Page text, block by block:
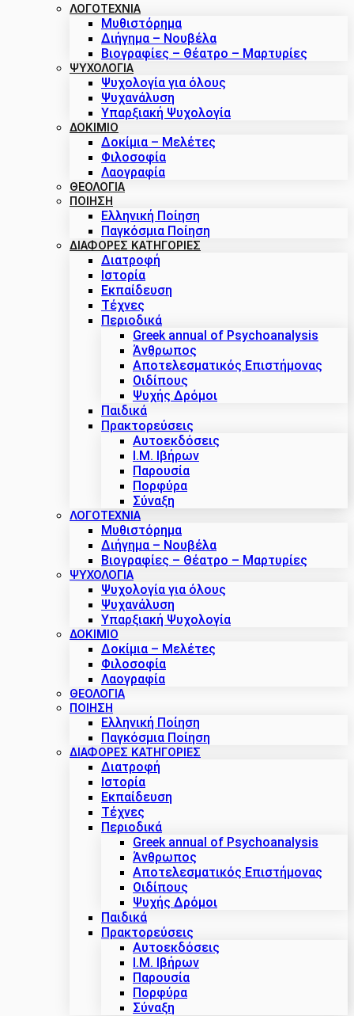
ΛΟΓΟΤΕΧΝΙΑ
Μυθιστόρημα
Διήγημα – Νουβέλα
Βιογραφίες – Θέατρο – Μαρτυρίες
ΨΥΧΟΛΟΓΙΑ
Ψυχολογία για όλους
Ψυχανάλυση
Υπαρξιακή Ψυχολογία
ΔΟΚΊΜΙΟ
Δοκίμια – Μελέτες
Φιλοσοφία
Λαογραφία
ΘΕΟΛΟΓΙΑ
ΠΟΙΗΣΗ
Ελληνική Ποίηση
Παγκόσμια Ποίηση
ΔΙΑΦΟΡΕΣ ΚΑΤΗΓΟΡΙΕΣ
Διατροφή
Ιστορία
Εκπαίδευση
Τέχνες
Περιοδικά
Greek annual of Psychoanalysis
Άνθρωπος
Αποτελεσματικός Επιστήμονας
Οιδίπους
Ψυχής Δρόμοι
Παιδικά
Πρακτoρεύσεις
Αυτοεκδόσεις
Ι.Μ. Ιβήρων
Παρουσία
Πορφύρα
Σύναξη
ΛΟΓΟΤΕΧΝΙΑ
Μυθιστόρημα
Διήγημα – Νουβέλα
Βιογραφίες – Θέατρο – Μαρτυρίες
ΨΥΧΟΛΟΓΙΑ
Ψυχολογία για όλους
Ψυχανάλυση
Υπαρξιακή Ψυχολογία
ΔΟΚΊΜΙΟ
Δοκίμια – Μελέτες
Φιλοσοφία
Λαογραφία
ΘΕΟΛΟΓΙΑ
ΠΟΙΗΣΗ
Ελληνική Ποίηση
Παγκόσμια Ποίηση
ΔΙΑΦΟΡΕΣ ΚΑΤΗΓΟΡΙΕΣ
Διατροφή
Ιστορία
Εκπαίδευση
Τέχνες
Περιοδικά
Greek annual of Psychoanalysis
Άνθρωπος
Αποτελεσματικός Επιστήμονας
Οιδίπους
Ψυχής Δρόμοι
Παιδικά
Πρακτoρεύσεις
Αυτοεκδόσεις
Ι.Μ. Ιβήρων
Παρουσία
Πορφύρα
Σύναξη